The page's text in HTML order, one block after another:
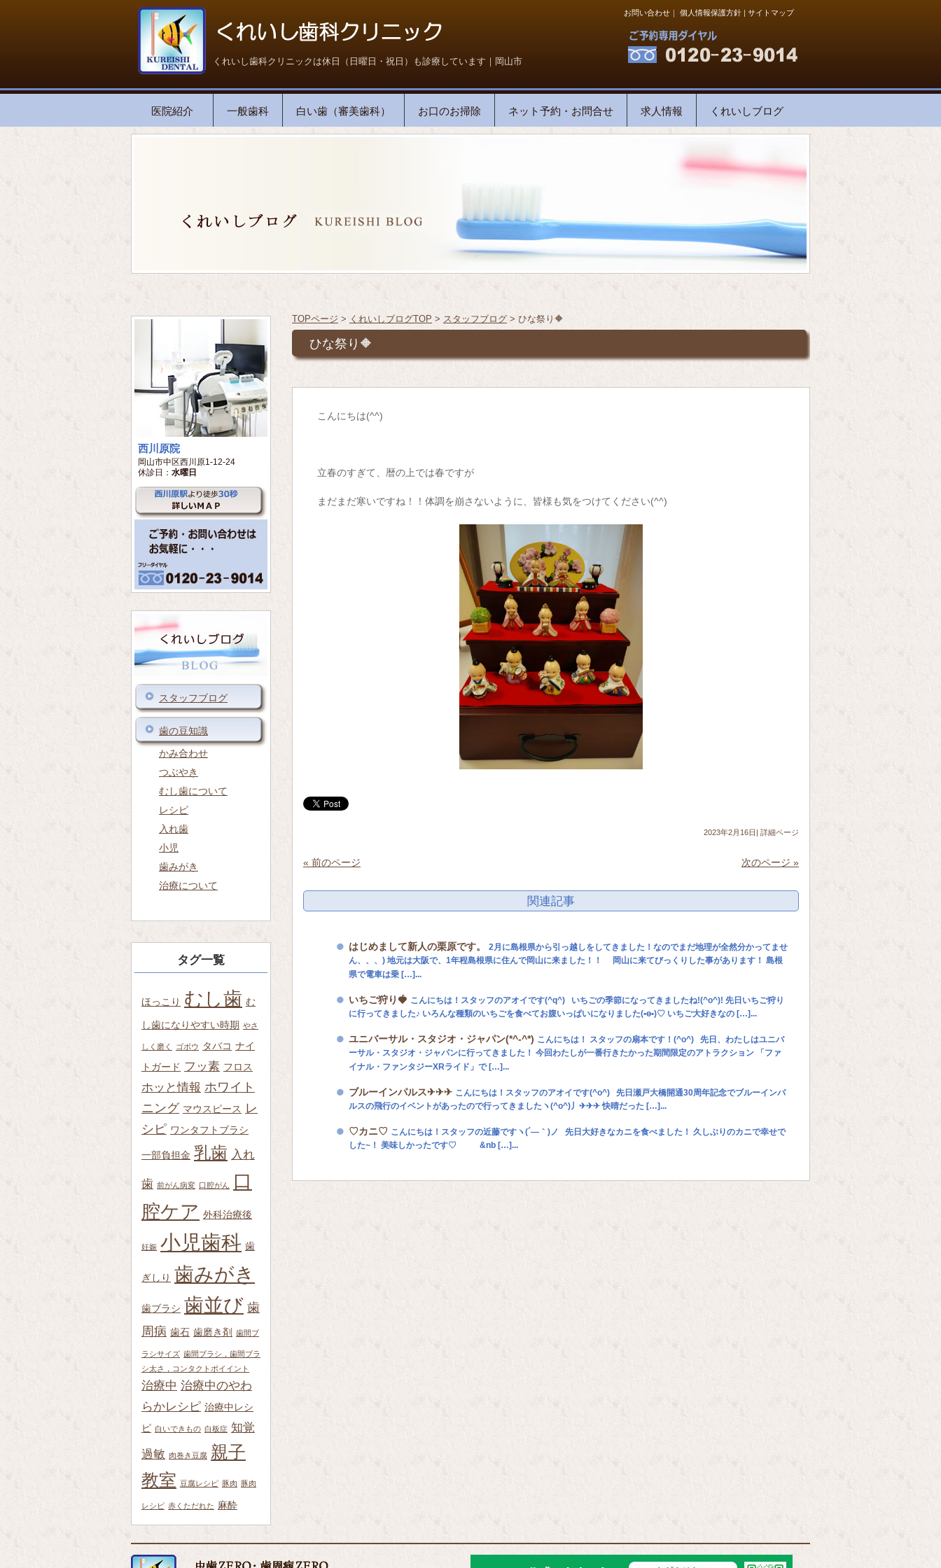
くれいし歯科クリニックは休日（日曜日・祝日）も診療しています｜岡山市
お問い合わせ ｜ 個人情報保護方針 | サイトマップ
医院紹介 一般歯科 白い歯（審美歯科） お口のお掃除 ネット予約・お問合せ 求人情報 くれいしブログ
TOPページ > くれいしブログTOP > スタッフブログ > ひな祭り🔶
ひな祭り🔶
こんにちは(^^)
立春のすぎて、暦の上では春ですが
まだまだ寒いですね！！体調を崩さないように、皆様も気をつけてください(^^)
2023年2月16日| 詳細ページ
« 前のページ 次のページ »
関連記事
はじめまして新人の栗原です。 2月に島根県から引っ越しをしてきました！なのでまだ地理が全然分かってませ
ん、、、) 地元は大阪で、1年程島根県に住んで岡山に来ました！！ 岡山に来てびっくりした事があります！ 島根
県で電車は乗 […]...
いちご狩り🍓 こんにちは！スタッフのアオイです(^q^) いちごの季節になってきましたね!(^o^)! 先日いちご狩り
に行ってきました♪ いろんな種類のいちごを食べてお腹いっぱいになりました(•ө•)♡ いちご大好きなの […]...
ユニバーサル・スタジオ・ジャパン(*^-^*) こんにちは！ スタッフの扇本です！(^o^) 先日、わたしはユニバ
ーサル・スタジオ・ジャパンに行ってきました！ 今回わたしが一番行きたかった期間限定のアトラクション 「ファ
イナル・ファンタジーXRライド」で […]...
ブルーインパルス✈✈✈ こんにちは！スタッフのアオイです(^o^) 先日瀬戸大橋開通30周年記念でブルーインパ
ルスの飛行のイベントがあったので行ってきましたヽ(^o^)丿✈✈✈ 快晴だった […]...
♡カニ♡ こんにちは！スタッフの近藤ですヽ(´―｀)ノ 先日大好きなカニを食べました！ 久しぶりのカニで幸せで
した~！ 美味しかったです♡ &nb […]...
西川原院
岡山市中区西川原1-12-24
休診日： 水曜日
スタッフブログ
歯の豆知識
かみ合わせ
つぶやき
むし歯について
レシピ
入れ歯
小児
歯みがき
治療について
タグ一覧
ほっこり むし歯 む
し歯になりやすい時期 やさ
しく磨く ゴボウ タバコ ナイ
トガード フッ素 フロス
ホッと情報 ホワイト
ニング マウスピース レ
シピ ワンタフトブラシ
一部負担金 乳歯 入れ
歯 前がん病変 口腔がん
口
腔ケア 外科治療後
妊娠 小児歯科 歯
ぎしり 歯みがき
歯ブラシ 歯並び 歯
周病 歯石 歯磨き剤 歯間ブ
ラシサイズ 歯間ブラシ，歯間ブラ
シ太さ，コンタクトポイイント
治療中 治療中のやわ
らかレシピ 治療中レシ
ピ 白いできもの 白板症 知覚
過敏 肉巻き豆腐 親子
教室 豆腐レシピ 豚肉 豚肉
レシピ 赤くただれた 麻酔